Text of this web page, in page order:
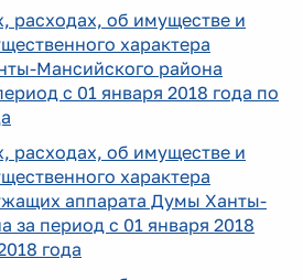
расходах, об имуществе и
характера
Мансийского района
с 01 января 2018 года по
расходах, об имуществе и
характера
аппарата Думы Ханты-
за период с 01 января 2018
года